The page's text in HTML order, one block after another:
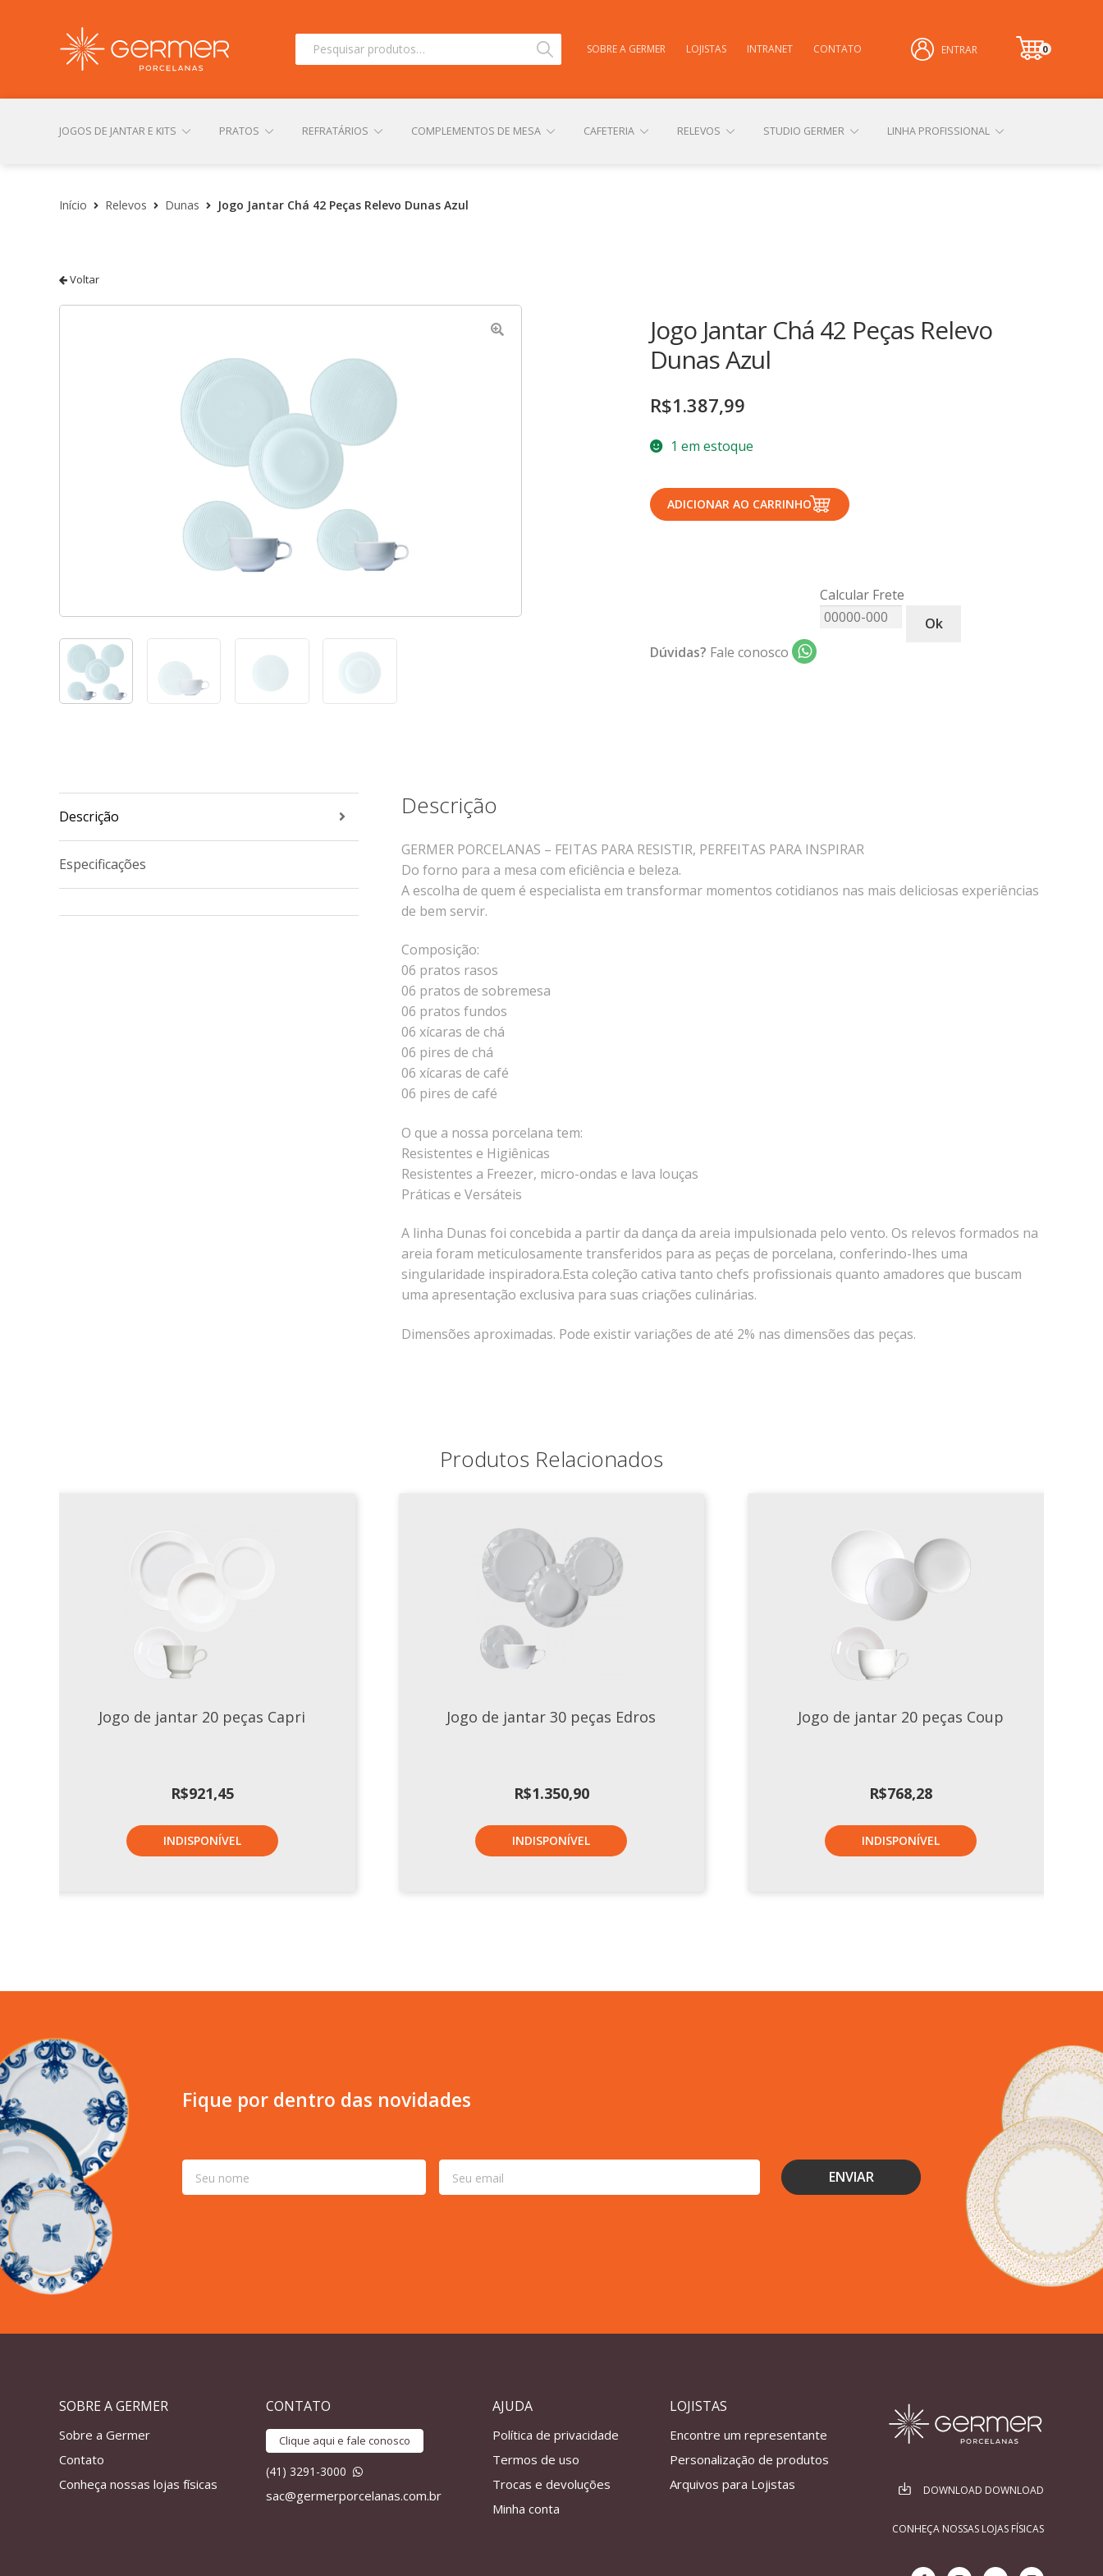
Pesquisar
Pesquisar SOBRE A GERMER LOJISTAS INTRANET CONTATO ENTRAR
0
it
JOGOS DE JANTAR E KITS PRATOS REFRATÁRIOS COMPLEMENTOS DE MESA CAFETERIA RELEVOS STUDIO GERMER LINHA PROFISSIONAL
Início Relevos Dunas Jogo Jantar Chá 42 Peças Relevo Dunas Azul
Voltar
Jogo Jantar Chá 42 Peças Relevo
Dunas Azul
R$1.387,99
1 em estoque
Jogo
Jantar
quantidade
ADICIONAR AO CARRINHO
Dúvidas? Fale conosco
Calcular Frete
Ok
Descrição
Especificações
Descrição
GERMER PORCELANAS – FEITAS PARA RESISTIR, PERFEITAS PARA INSPIRAR
Do forno para a mesa com eficiência e beleza.
A escolha de quem é especialista em transformar momentos cotidianos nas mais deliciosas experiências
de bem servir.
Composição:
06 pratos rasos
06 pratos de sobremesa
06 pratos fundos
06 xícaras de chá
06 pires de chá
06 xícaras de café
06 pires de café
O que a nossa porcelana tem:
Resistentes e Higiênicas
Resistentes a Freezer, micro-ondas e lava louças
Práticas e Versáteis
A linha Dunas foi concebida a partir da dança da areia impulsionada pelo vento. Os relevos formados na
areia foram meticulosamente transferidos para as peças de porcelana, conferindo-lhes uma
singularidade inspiradora.Esta coleção cativa tanto chefs profissionais quanto amadores que buscam
uma apresentação exclusiva para suas criações culinárias.
Dimensões aproximadas. Pode existir variações de até 2% nas dimensões das peças.
Produtos Relacionados
Jogo de jantar 20 peças Capri
R$921,45
INDISPONÍVEL
Jogo de jantar 30 peças Edros
R$1.350,90
INDISPONÍVEL
Jogo de jantar 20 peças Coup
R$768,28
INDISPONÍVEL
Fique por dentro das novidades
SOBRE A GERMER
Sobre a Germer
Contato
Conheça nossas lojas físicas
CONTATO
Clique aqui e fale conosco
(41) 3291-3000
sac@germerporcelanas.com.br
AJUDA
Política de privacidade
Termos de uso
Trocas e devoluções
Minha conta
LOJISTAS
Encontre um representante
Personalização de produtos
Arquivos para Lojistas
DOWNLOAD DOWNLOAD
CONHEÇA NOSSAS LOJAS FÍSICAS